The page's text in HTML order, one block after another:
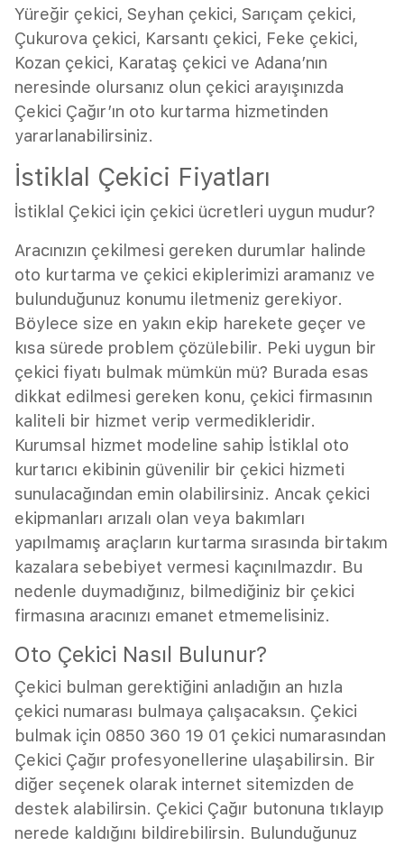
Yüreğir çekici, Seyhan çekici, Sarıçam çekici,
Çukurova çekici, Karsantı çekici, Feke çekici,
Kozan çekici, Karataş çekici ve Adana’nın
neresinde olursanız olun çekici arayışınızda
Çekici Çağır’ın oto kurtarma hizmetinden
yararlanabilirsiniz.
İstiklal Çekici Fiyatları
İstiklal Çekici için çekici ücretleri uygun mudur?
Aracınızın çekilmesi gereken durumlar halinde
oto kurtarma ve çekici ekiplerimizi aramanız ve
bulunduğunuz konumu iletmeniz gerekiyor.
Böylece size en yakın ekip harekete geçer ve
kısa sürede problem çözülebilir. Peki uygun bir
çekici fiyatı bulmak mümkün mü? Burada esas
dikkat edilmesi gereken konu, çekici firmasının
kaliteli bir hizmet verip vermedikleridir.
Kurumsal hizmet modeline sahip İstiklal oto
kurtarıcı ekibinin güvenilir bir çekici hizmeti
sunulacağından emin olabilirsiniz. Ancak çekici
ekipmanları arızalı olan veya bakımları
yapılmamış araçların kurtarma sırasında birtakım
kazalara sebebiyet vermesi kaçınılmazdır. Bu
nedenle duymadığınız, bilmediğiniz bir çekici
firmasına aracınızı emanet etmemelisiniz.
Oto Çekici Nasıl Bulunur?
Çekici bulman gerektiğini anladığın an hızla
çekici numarası bulmaya çalışacaksın. Çekici
bulmak için 0850 360 19 01 çekici numarasından
Çekici Çağır profesyonellerine ulaşabilirsin. Bir
diğer seçenek olarak internet sitemizden de
destek alabilirsin. Çekici Çağır butonuna tıklayıp
nerede kaldığını bildirebilirsin. Bulunduğunuz